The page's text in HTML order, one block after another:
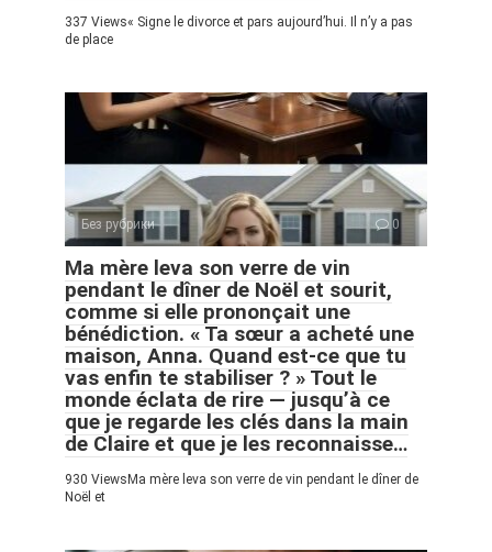
337 Views« Signe le divorce et pars aujourd’hui. Il n’y a pas
de place
Без рубрики 0
Ma mère leva son verre de vin
pendant le dîner de Noël et sourit,
comme si elle prononçait une
bénédiction. « Ta sœur a acheté une
maison, Anna. Quand est-ce que tu
vas enfin te stabiliser ? » Tout le
monde éclata de rire — jusqu’à ce
que je regarde les clés dans la main
de Claire et que je les reconnaisse…
930 ViewsMa mère leva son verre de vin pendant le dîner de
Noël et